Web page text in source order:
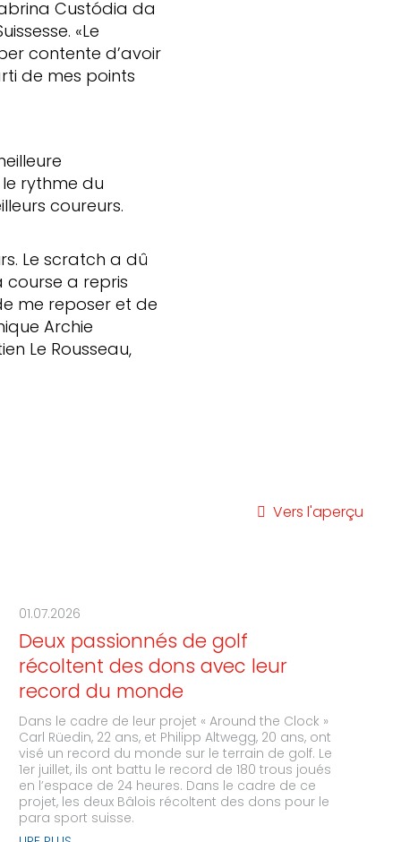
Custódia da
«Le
contente d’avoir
de mes points
rythme du
coureurs.
Le scratch a dû
course a repris
me reposer et de
Archie
Le Rousseau,
Vers l'aperçu
01.07.2026
Deux passionnés de golf
récoltent des dons avec leur
record du monde
Dans le cadre de leur projet « Around the Clock »
Carl Rüedin, 22 ans, et Philipp Altwegg, 20 ans, ont
visé un record du monde sur le terrain de golf. Le
1er juillet, ils ont battu le record de 180 trous joués
en l’espace de 24 heures. Dans le cadre de ce
projet, les deux Bâlois récoltent des dons pour le
para sport suisse.